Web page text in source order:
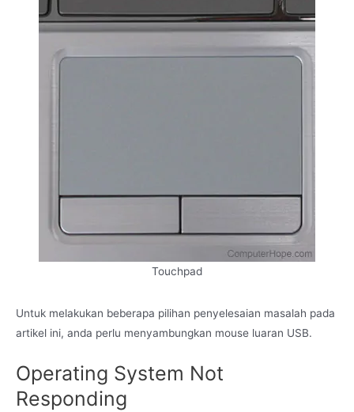
Touchpad
Untuk melakukan beberapa pilihan penyelesaian masalah pada
artikel ini, anda perlu menyambungkan mouse luaran USB.
Operating System Not
Responding